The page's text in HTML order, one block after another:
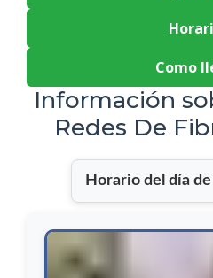
Como
Información
Redes De
Horario del día